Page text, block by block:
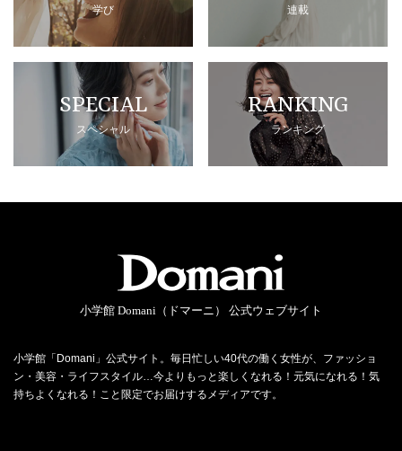
学び 連載
SPECIAL
スペシャル
RANKING
ランキング
小学館 Domani（ドマーニ） 公式ウェブサイト
小学館「Domani」公式サイト。毎日忙しい40代の働く女性が、ファッショ
ン・美容・ライフスタイル…今よりもっと楽しくなれる！元気になれる！気
持ちよくなれる！こと限定でお届けするメディアです。